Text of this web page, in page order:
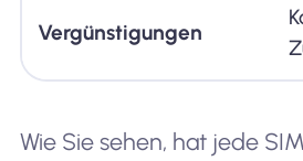
Vergünstigungen
Wie Sie sehen, hat jede